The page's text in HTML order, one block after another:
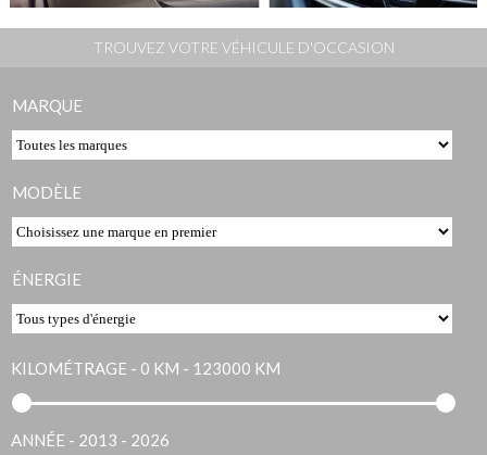
TROUVEZ VOTRE VÉHICULE D'OCCASION
MARQUE
MODÈLE
ÉNERGIE
KILOMÉTRAGE - 0 KM - 123000 KM
ANNÉE - 2013 - 2026